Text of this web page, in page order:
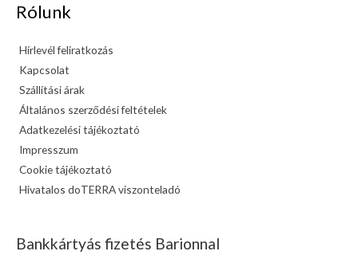
Rólunk
Hírlevél feliratkozás
Kapcsolat
Szállítási árak
Általános szerződési feltételek
Adatkezelési tájékoztató
Impresszum
Cookie tájékoztató
Hivatalos doTERRA viszonteladó
Bankkártyás fizetés Barionnal